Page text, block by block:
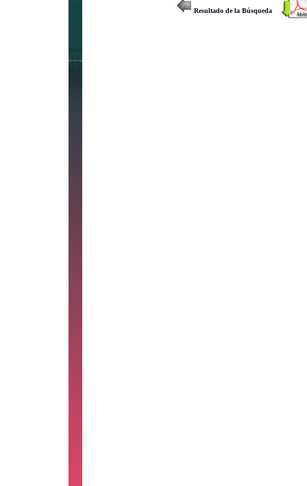
Resultado de la Búsqueda